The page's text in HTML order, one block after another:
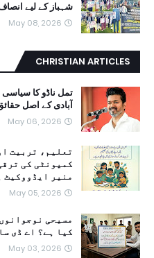
شہباز کے لیے
May 08, 2026
CHRISTIAN ARTICLES
تمل ناڈو کا
آبادی کے اصل
May 06, 2026
تعلیم، تربیت
کمیونٹی کی
منیر ایڈووکیٹ
May 05, 2026
مسیحی
کیا ہے؟ اے ڈی
May 03, 2026